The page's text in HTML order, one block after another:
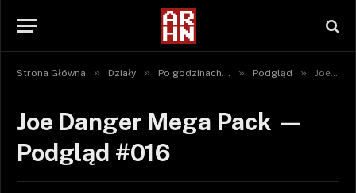
Strona Główna » Działy » Po godzinach... » Podgląd » Joe Danger Mega Pack — Podgląd #016
Joe Danger Mega Pack —
Podgląd #016